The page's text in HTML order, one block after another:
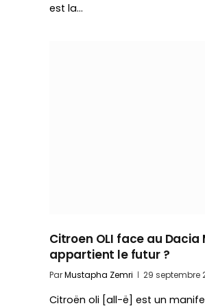
est la…
Citroen OLI face au Dacia
appartient le futur ?
ParMustapha Zemri 29 septembre
Citroën oli [all-ë] est un